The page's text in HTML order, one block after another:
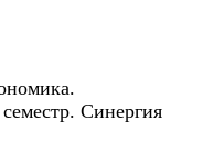
Синергия